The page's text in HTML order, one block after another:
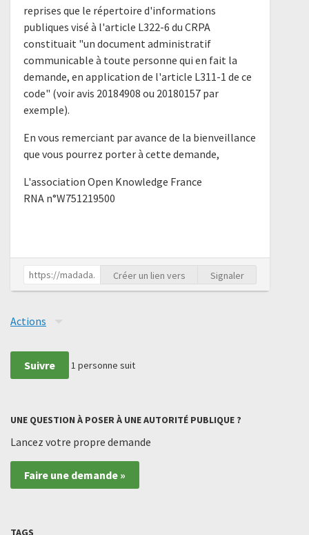
reprises que le répertoire d'informations
publiques visé à l'article L322-6 du CRPA
constituait "un document administratif
communicable à toute personne qui en fait la
demande, en application de l'article L311-1 de ce
code" (voir avis 20184908 ou 20180157 par
exemple).
En vous remerciant par avance de la bienveillance
que vous pourrez porter à cette demande,
L'association Open Knowledge France
RNA n°W751219500
Créer un lien vers Signaler
Actions
Suivre 1 personne suit
UNE QUESTION À POSER À UNE AUTORITÉ PUBLIQUE ?
Lancez votre propre demande
Faire une demande »
TAGS